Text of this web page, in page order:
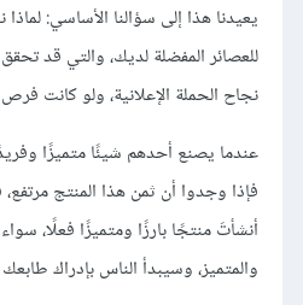
يعيدنا هذا إلى سؤالنا الأساسي:
للعصائر المفضلة لديك، والتي قد
نجاح الحملة الإعلانية، ولو كانت
عندما يصنع أحدهم شيئًا متميزًا
فإذا وجدوا أن ثمن هذا المنتج
أنشأتَ منتجًا بارزًا ومتميزًا فعلًا،
والمتميز، وسيبدأ الناس بإدراك